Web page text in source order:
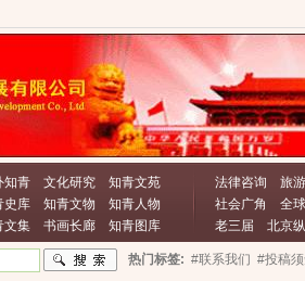
知青 文化研究
知青文苑
史库 知青文物
知青人物
文集 书画长廊 知青图库
法律咨询 旅
社会广角
全
老三届
北京
热门标签: #联系我们 #投稿